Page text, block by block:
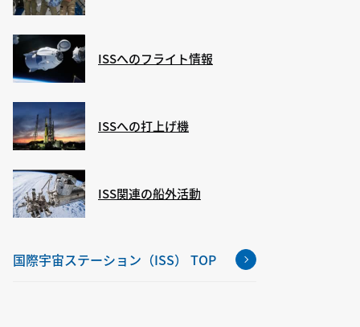
ISSへのフライト情報
ISSへの打上げ機
ISS関連の船外活動
国際宇宙ステーション（ISS） TOP